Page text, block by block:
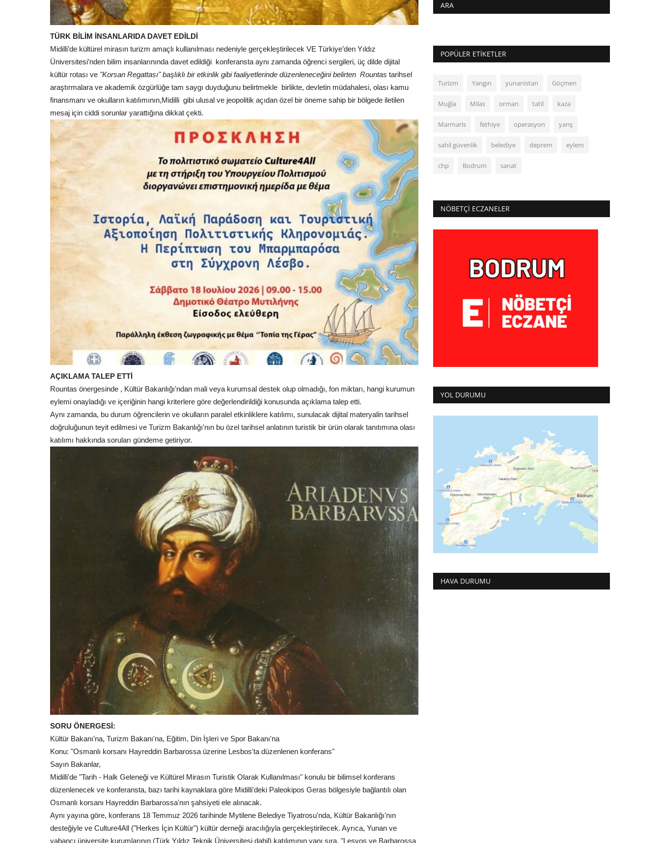
TÜRK BİLİM İNSANLARIDA DAVET EDİLDİ
Midilli’de kültürel mirasın turizm amaçlı kullanılması nedeniyle gerçekleştirilecek VE Türkiye’den Yıldız
Üniversitesi’nden bilim insanlarınında davet edildiği konferansta aynı zamanda öğrenci sergileri, üç dilde dijital
kültür rotası ve "Korsan Regattası" başlıklı bir etkinlik gibi faaliyetlerinde düzenleneceğini belirten Rountas tarihsel
araştırmalara ve akademik özgürlüğe tam saygı duyduğunu belirtmekle birlikte, devletin müdahalesi, olası kamu
finansmanı ve okulların katılımının,Midilli gibi ulusal ve jeopolitik açıdan özel bir öneme sahip bir bölgede iletilen
mesaj için ciddi sorunlar yarattığına dikkat çekti.
AÇIKLAMA TALEP ETTİ
Rountas önergesinde , Kültür Bakanlığı'ndan mali veya kurumsal destek olup olmadığı, fon miktarı, hangi kurumun
eylemi onayladığı ve içeriğinin hangi kriterlere göre değerlendirildiği konusunda açıklama talep etti.
Aynı zamanda, bu durum öğrencilerin ve okulların paralel etkinliklere katılımı, sunulacak dijital materyalin tarihsel
doğruluğunun teyit edilmesi ve Turizm Bakanlığı'nın bu özel tarihsel anlatının turistik bir ürün olarak tanıtımına olası
katılımı hakkında soruları gündeme getiriyor.
SORU ÖNERGESİ:
Kültür Bakanı'na, Turizm Bakanı'na, Eğitim, Din İşleri ve Spor Bakanı'na
Konu: "Osmanlı korsanı Hayreddin Barbarossa üzerine Lesbos'ta düzenlenen konferans"
Sayın Bakanlar,
Midilli'de "Tarih - Halk Geleneği ve Kültürel Mirasın Turistik Olarak Kullanılması" konulu bir bilimsel konferans
düzenlenecek ve konferansta, bazı tarihi kaynaklara göre Midilli'deki Paleokipos Geras bölgesiyle bağlantılı olan
Osmanlı korsanı Hayreddin Barbarossa'nın şahsiyeti ele alınacak.
Aynı yayına göre, konferans 18 Temmuz 2026 tarihinde Mytilene Belediye Tiyatrosu'nda, Kültür Bakanlığı'nın
desteğiyle ve Culture4All ("Herkes İçin Kültür") kültür derneği aracılığıyla gerçekleştirilecek. Ayrıca, Yunan ve
yabancı üniversite kurumlarının (Türk Yıldız Teknik Üniversitesi dahil) katılımının yanı sıra, "Lesvos ve Barbarossa
ARA
POPÜLER ETIKETLER
Turizm Yangın yunanistan Göçmen
Muğla Milas orman tatil kaza
Marmaris fethiye operasyon yarış
sahil güvenlik belediye deprem eylem
chp Bodrum sanat
NÖBETÇI ECZANELER
YOL DURUMU
HAVA DURUMU